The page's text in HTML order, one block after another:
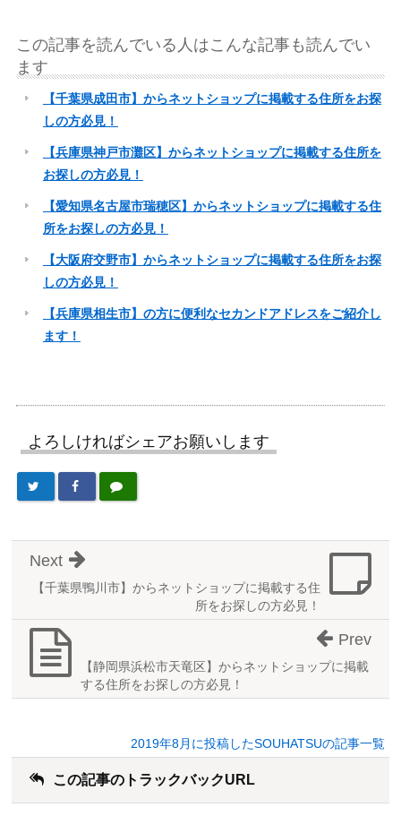
この記事を読んでいる人はこんな記事も読んでい
ます
【千葉県成田市】からネットショップに掲載する住所をお探
しの方必見！
【兵庫県神戸市灘区】からネットショップに掲載する住所を
お探しの方必見！
【愛知県名古屋市瑞穂区】からネットショップに掲載する住
所をお探しの方必見！
【大阪府交野市】からネットショップに掲載する住所をお探
しの方必見！
【兵庫県相生市】の方に便利なセカンドアドレスをご紹介し
ます！
よろしければシェアお願いします
【千葉県鴨川市】からネットショップに掲載する住
所をお探しの方必見！
Next
【静岡県浜松市天竜区】からネットショップに掲載
する住所をお探しの方必見！
Prev
2019年8月に投稿したSOUHATSUの記事一覧
この記事のトラックバックURL